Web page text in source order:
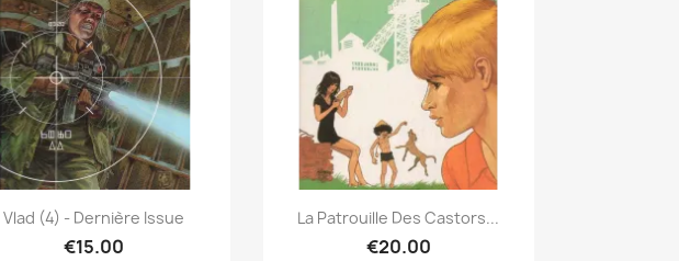
 Quick view
Vlad (4) - Dernière Issue
€15.00
Quick view
La Patrouille Des Castors...
€20.00